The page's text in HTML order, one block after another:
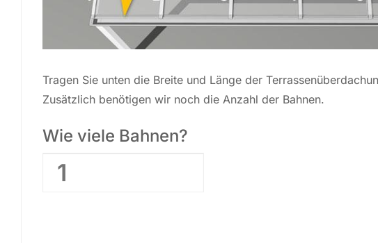
Tragen Sie unten die Breite und Länge der
Zusätzlich benötigen wir noch die Anzahl der Bahnen.
Wie viele Bahnen?